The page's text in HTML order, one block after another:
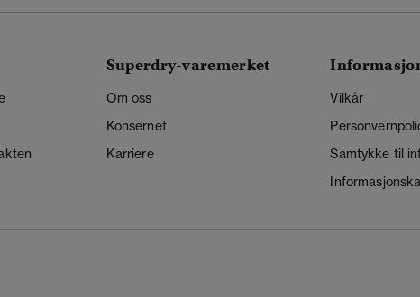
Superdry-varemerket
Om oss
Konsernet
Karriere
Vilkår
Samtykke til